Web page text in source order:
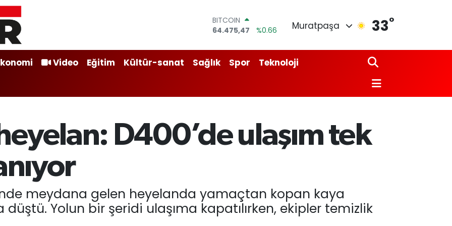
BITCOIN
64.475,47
%0.66
47,5971
%0.05
EURO
55,1336
BİST100
13.703
%0
Muratpaşa 33°
Video Eğitim Kültür-sanat Sağlık Spor
Teknoloji
D400’de ulaşım tek
meydana gelen heyelanda yamaçtan kopan kaya
Yolun bir şeridi ulaşıma kapatılırken, ekipler temizlik